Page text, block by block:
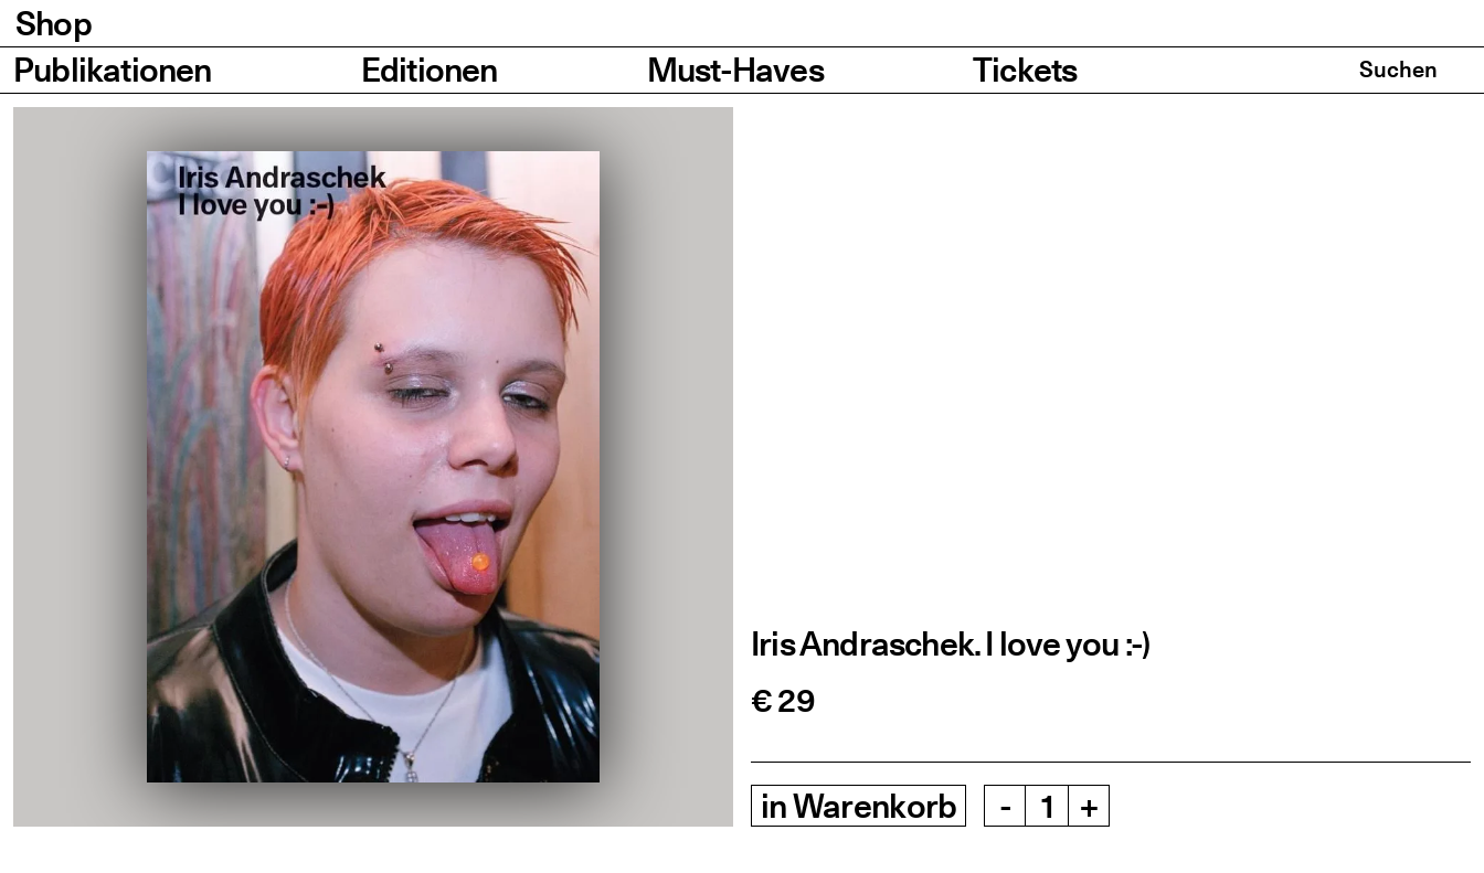
Shop
Seiten
Publikationen Editionen Must-Haves Tickets
Search & Cart
Bilder
Iris Andraschek. I love you :-)
€ 29
inWarenkorb - +